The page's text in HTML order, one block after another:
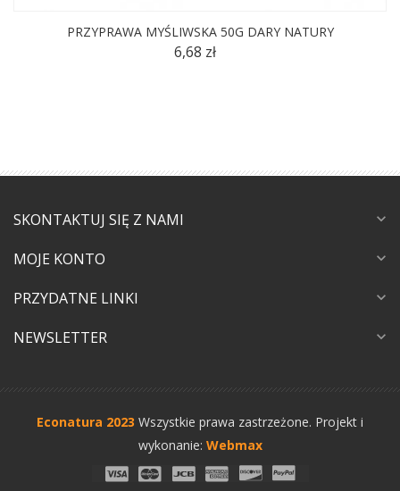
PRZYPRAWA MYŚLIWSKA 50G DARY NATURY
6,68 zł
SKONTAKTUJ SIĘ Z NAMI expand_more
MOJE KONTO expand_more
PRZYDATNE LINKI expand_more
NEWSLETTER expand_more
Econatura 2023 Wszystkie prawa zastrzeżone. Projekt i
wykonanie: Webmax